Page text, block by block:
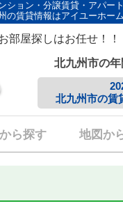
ション・分譲賃貸・アパー
の賃貸情報はアイユーホー
部屋探しはお任せ！！
北九州市の年
北九州市の賃
ら探す 地図か